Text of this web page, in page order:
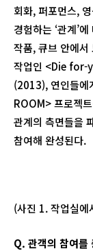
회화, 퍼포먼스,
경험하는 ‘관계’
작품, 큐브 안에서
작업인 <Die
(2013), 연인들에
ROOM> 프로젝
관계의 측면들을
참여해 완성된다.
(사진 1. 작업실
Q. 관객의 참여를